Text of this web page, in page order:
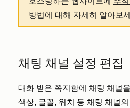
방법에 대해 자세히 알아보
채팅 채널 설정 편집
대화 받은 쪽지함에 채팅 채널
색상, 글꼴, 위치 등 채팅 채널